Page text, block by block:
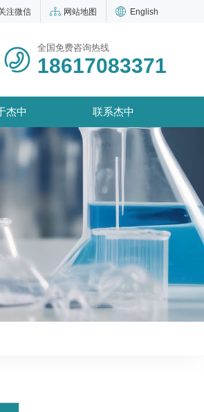
注微信 网站地图 English
全国免费咨询热线
18617083371
杰中 联系杰中